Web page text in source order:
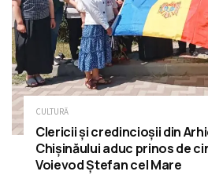
CULTURĂ
Clericii și credincioșii din
Chișinăului aduc prinos de
Voievod Ștefan cel Mare